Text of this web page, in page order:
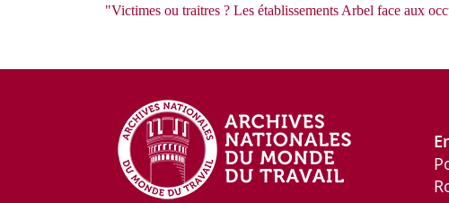
"Victimes ou traitres ? Les établissements Arbel face aux